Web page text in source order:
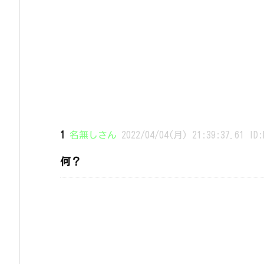
1 名無しさん 2022/04/04(月) 21:39:37.61
何？